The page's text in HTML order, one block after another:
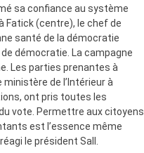
sa confiance au système
Fatick (centre), le chef de
santé de la démocratie
démocratie. La campagne
Les parties prenantes à
ministère de l’Intérieur à
ont pris toutes les
vote. Permettre aux citoyens
est l’essence même
le président Sall.